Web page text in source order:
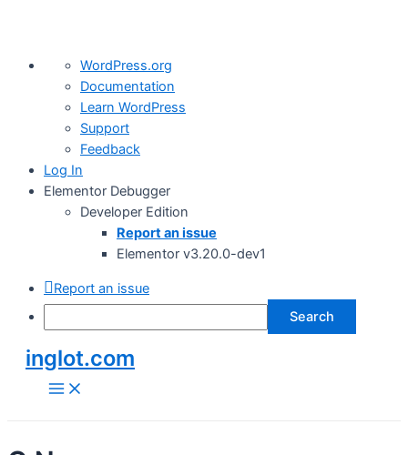
About
WordPress
WordPress.org
Documentation
Learn WordPress
Support
Feedback
Log In
Elementor Debugger
Developer Edition
Report an issue
Elementor v3.20.0-dev1
Report an issue
Search
Skip
content
inglot.com
Main
Menu